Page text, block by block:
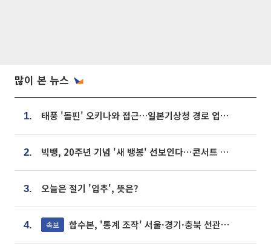
많이 본 뉴스
1. 태풍 '돌핀' 오키나와 접근…일본기상청 경로 업데이트
2. 빅뱅, 20주년 기념 '새 뱅봉' 선보인다⋯콘서트 앞두고 팝업 개최
3. 오늘은 절기 '입추', 뜻은?
4. 속보 합수본, '통계 조작' 서울·경기·충북 선관위 등 추가 압수수색